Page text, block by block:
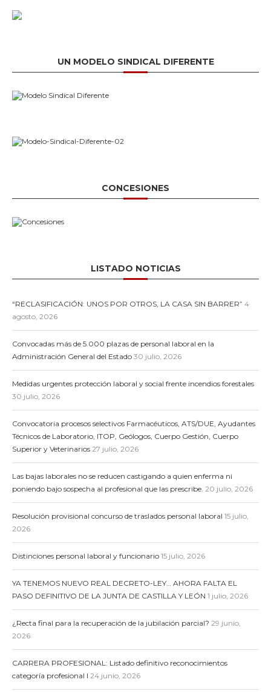
UN MODELO SINDICAL DIFERENTE
CONCESIONES
LISTADO NOTICIAS
“RECLASIFICACIÓN: UNOS POR OTROS, LA CASA SIN BARRER” 4
agosto, 2026
Convocadas más de 5.000 plazas de personal laboral en la
Administración General del Estado 30 julio, 2026
Medidas urgentes protección laboral y social frente incendios forestales
30 julio, 2026
Convocatoria procesos selectivos Farmacéuticos, ATS/DUE, Ayudantes
Técnicos de Laboratorio, ITOP, Geólogos, Cuerpo Gestión, Cuerpo
Superior y Veterinarios 27 julio, 2026
Las bajas laborales no se reducen castigando a quien enferma ni
poniendo bajo sospecha al profesional que las prescribe. 20 julio, 2026
Resolución provisional concurso de traslados personal laboral 15 julio,
2026
Distinciones personal laboral y funcionario 15 julio, 2026
YA TENEMOS NUEVO REAL DECRETO-LEY… AHORA FALTA EL
PASO DEFINITIVO DE LA JUNTA DE CASTILLA Y LEÓN 1 julio, 2026
¿Recta final para la recuperación de la jubilación parcial? 29 junio,
2026
CARRERA PROFESIONAL: Listado definitivo reconocimientos
categoría profesional I 24 junio, 2026